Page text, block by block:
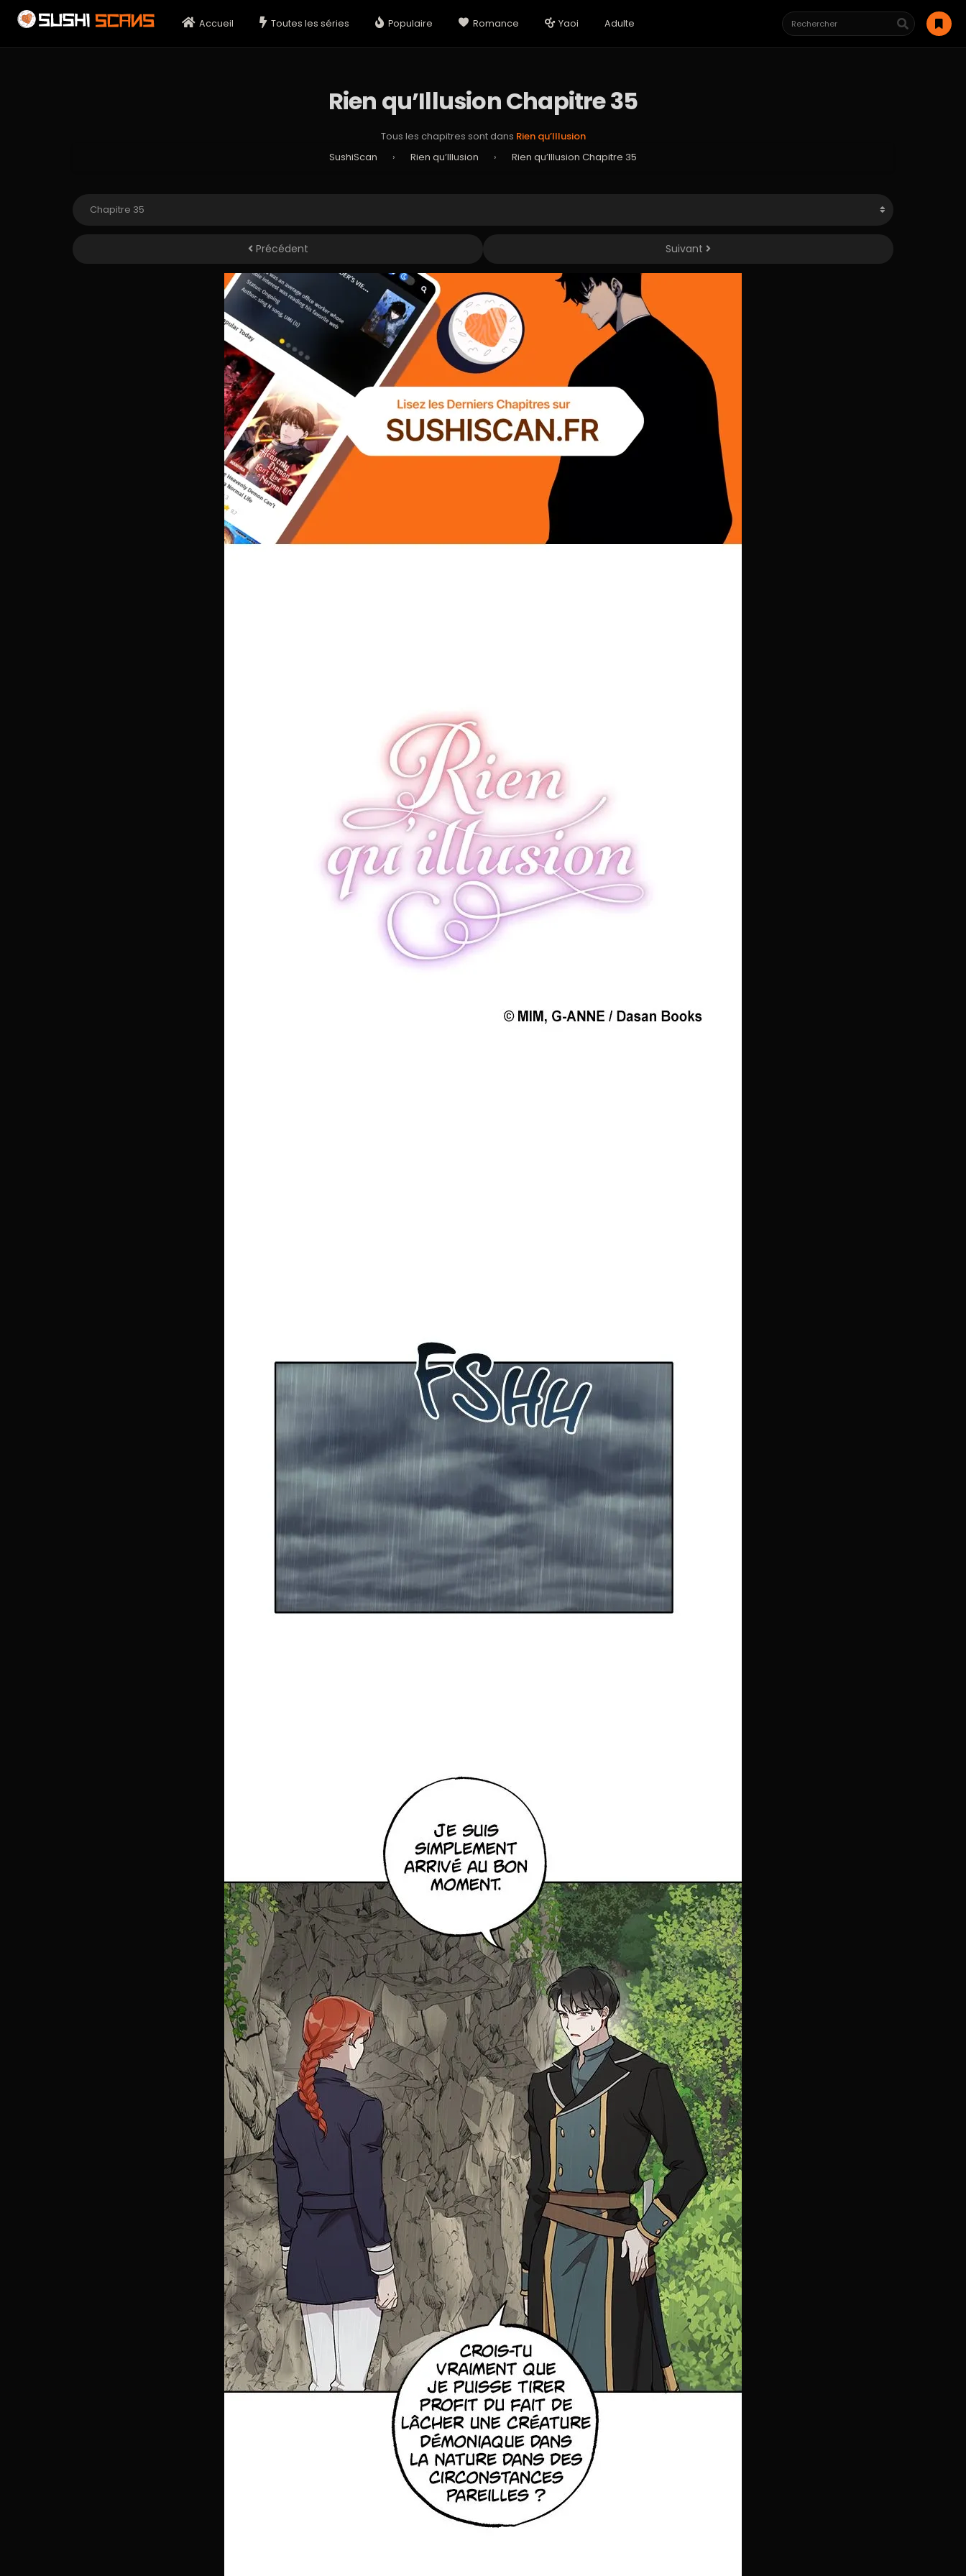
Accueil Toutes les séries Populaire Romance Yaoi Adulte
Rien qu’Illusion Chapitre 35
Tous les chapitres sont dans Rien qu’Illusion
SushiScan
› Rien qu’Illusion › Rien qu’Illusion Chapitre 35
Précédent Suivant